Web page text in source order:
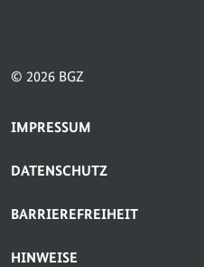
© 2026 BGZ
SERVICE-
IMPRESSUM
DATENSCHUTZ
BARRIEREFREIHEIT
HINWEISE